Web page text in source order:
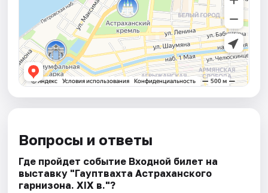
Вопросы и ответы
Где пройдет событие Входной билет на
выставку "Гауптвахта Астраханского
гарнизона. XIX в."?